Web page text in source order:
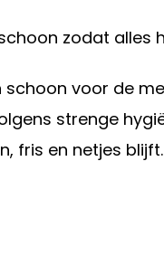
zodat alles
voor de
strenge
fris en netjes blijft.